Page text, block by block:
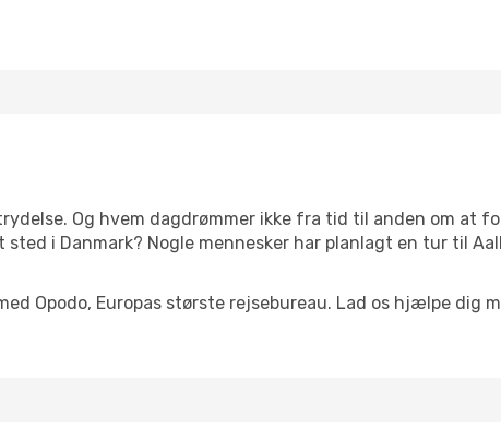
Og hvem dagdrømmer ikke fra tid til anden om at
i Danmark? Nogle mennesker har planlagt en tur til
Opodo, Europas største rejsebureau. Lad os hjælpe dig